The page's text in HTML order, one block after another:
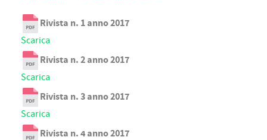
Rivista n. 1 anno 2017
Scarica
Rivista n. 2 anno 2017
Scarica
Rivista n. 3 anno 2017
Scarica
Rivista n. 4 anno 2017